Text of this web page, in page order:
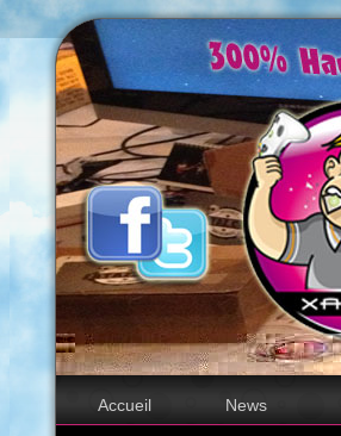
Accueil News